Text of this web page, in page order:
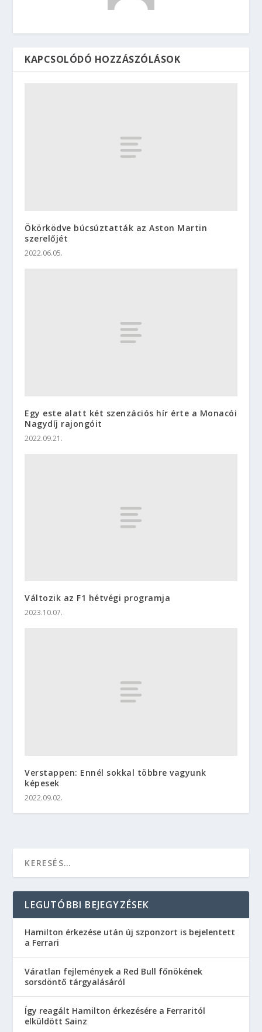
KAPCSOLÓDÓ HOZZÁSZÓLÁSOK
Ökörködve búcsúztatták az Aston Martin
szerelőjét
2022.06.05.
Egy este alatt két szenzációs hír érte a Monacói
Nagydíj rajongóit
2022.09.21.
Változik az F1 hétvégi programja
2023.10.07.
Verstappen: Ennél sokkal többre vagyunk
képesek
2022.09.02.
LEGUTÓBBI BEJEGYZÉSEK
Hamilton érkezése után új szponzort is bejelentett
a Ferrari
Váratlan fejlemények a Red Bull főnökének
sorsdöntő tárgyalásáról
Így reagált Hamilton érkezésére a Ferraritól
elküldött Sainz